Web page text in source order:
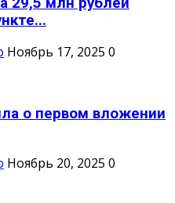
Ноябрь 17, 2025 0
о первом вложении
Ноябрь 20, 2025 0